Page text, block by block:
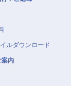
ルダウンロード
内